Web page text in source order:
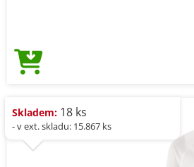
Skladem: 18 ks
- v ext. skladu: 15.867 ks